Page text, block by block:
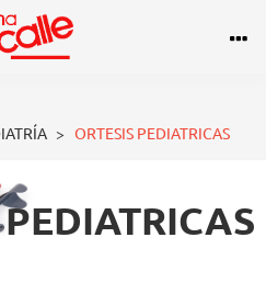
> ORTESIS PEDIATRICAS